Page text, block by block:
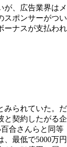
が、広告業界はメ
スポンサーがつい
ーナスが支払われ
みられていた。だ
と契約したがる企
合さんらと同等
最低で5000万円